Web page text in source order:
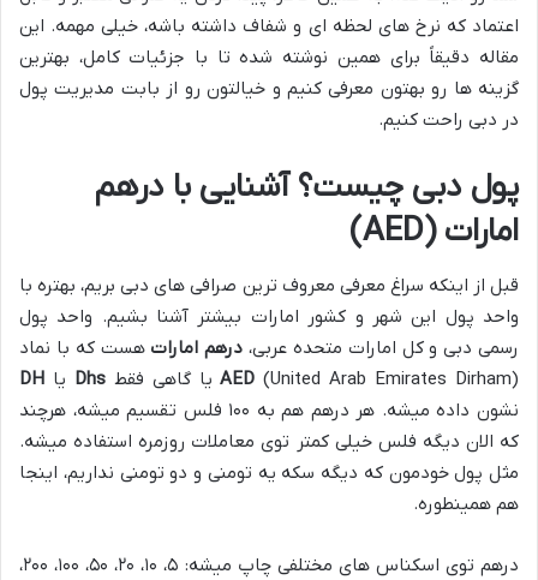
اعتماد که نرخ های لحظه ای و شفاف داشته باشه، خیلی مهمه. این
مقاله دقیقاً برای همین نوشته شده تا با جزئیات کامل، بهترین
گزینه ها رو بهتون معرفی کنیم و خیالتون رو از بابت مدیریت پول
در دبی راحت کنیم.
پول دبی چیست؟ آشنایی با درهم
امارات (AED)
قبل از اینکه سراغ معرفی معروف ترین صرافی های دبی بریم، بهتره با
واحد پول این شهر و کشور امارات بیشتر آشنا بشیم. واحد پول
رسمی دبی و کل امارات متحده عربی، درهم امارات هست که با نماد
AED (United Arab Emirates Dirham) یا گاهی فقط Dhs یا DH
نشون داده میشه. هر درهم هم به ۱۰۰ فلس تقسیم میشه، هرچند
که الان دیگه فلس خیلی کمتر توی معاملات روزمره استفاده میشه.
مثل پول خودمون که دیگه سکه یه تومنی و دو تومنی نداریم، اینجا
هم همینطوره.
درهم توی اسکناس های مختلفی چاپ میشه: ۵، ۱۰، ۲۰، ۵۰، ۱۰۰، ۲۰۰،